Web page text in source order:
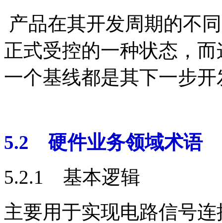
产品在其开发周期的不
正式受控的一种状态，
一个基线都是其下一步
5.2 硬件业务领域术语
5.2.1 基本逻辑
主要用于实现电路信号